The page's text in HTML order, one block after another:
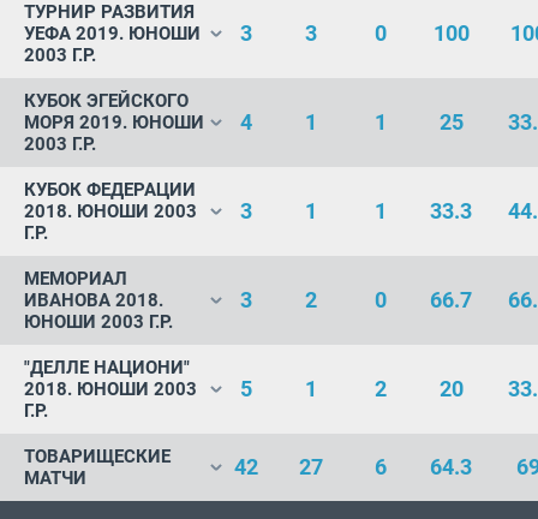
ТУРНИР РАЗВИТИЯ
УЕФА 2019. ЮНОШИ
2003 Г.Р.
3 3 0 100
КУБОК ЭГЕЙСКОГО
МОРЯ 2019. ЮНОШИ
2003 Г.Р.
4 1 1 25
КУБОК ФЕДЕРАЦИИ
2018. ЮНОШИ 2003
Г.Р.
3 1 1 33.3
МЕМОРИАЛ
ИВАНОВА 2018.
ЮНОШИ 2003 Г.Р.
3 2 0 66.7
"ДЕЛЛЕ НАЦИОНИ"
2018. ЮНОШИ 2003
Г.Р.
5 1 2 20
ТОВАРИЩЕСКИЕ
МАТЧИ
42 27 6 64.3